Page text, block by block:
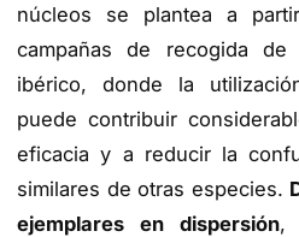
núcleos se plantea a
campañas de recogida
ibérico, donde la
puede contribuir
eficacia y a reducir la
similares de otras especies.
ejemplares en dispersión,